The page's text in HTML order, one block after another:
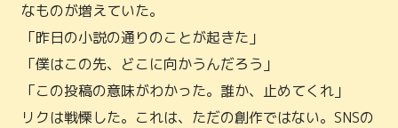
なものが増えていた。
「昨日の小説の通りのことが起きた」
「僕はこの先、どこに向かうんだろう」
「この投稿の意味がわかった。誰か、止めてくれ」
リクは戦慄した。これは、ただの創作ではない。SNSの